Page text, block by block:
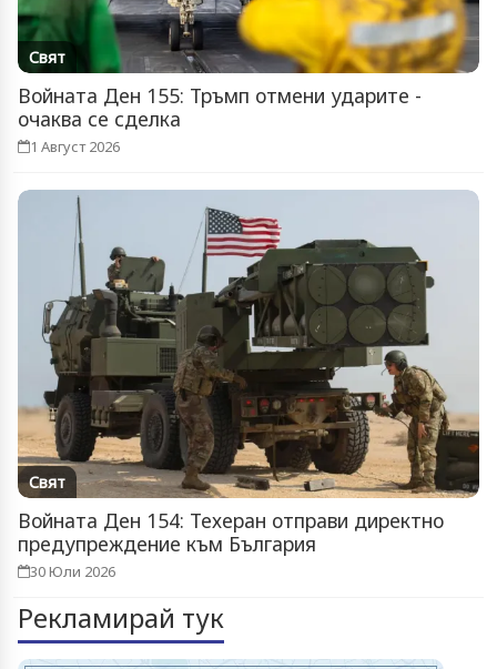
Свят
Войната Ден 155: Тръмп отмени ударите -
очаква се сделка
1 Август 2026
Свят
Войната Ден 154: Техеран отправи директно
предупреждение към България
30 Юли 2026
Рекламирай тук